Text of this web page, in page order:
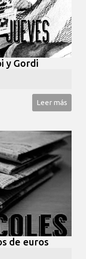
y Gordi
Leer más
de euros